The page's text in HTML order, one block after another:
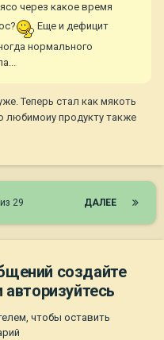
через какое время
Еще и дефицит
нормального
Теперь стал как мякоть
любимоиу продукту также
ДАЛЕЕ
29
создайте
чтобы оставить